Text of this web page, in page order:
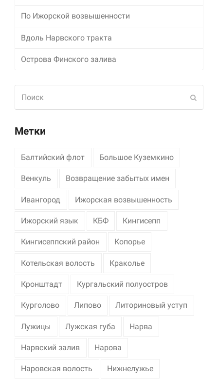
По Ижорской возвышенности
Вдоль Нарвского тракта
Острова Финского залива
Метки
Балтийский флот Большое Куземкино
Венкуль Возвращение забытых имен
Ивангород Ижорская возвышенность
Ижорский язык КБФ Кингисепп
Кингисеппский район Копорье
Котельская волость Краколье
Кронштадт Кургальский полуостров
Курголово Липово Литориновый уступ
Лужицы Лужская губа Нарва
Нарвский залив Нарова
Наровская волость Нижнелужье